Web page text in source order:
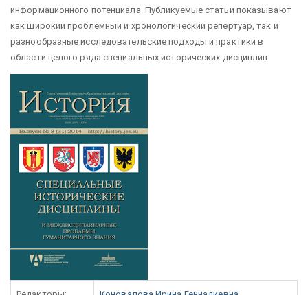
информационного потенциала. Публикуемые статьи показывают
как широкий проблемный и хронологический репертуар, так и
разнообразные исследовательские подходы и практики в
области целого ряда специальных исторических дисциплин.